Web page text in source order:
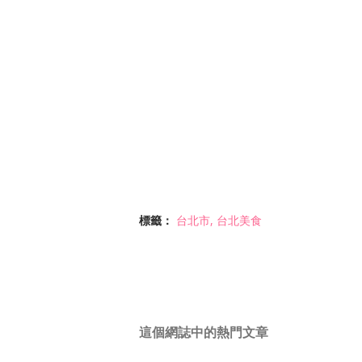
標籤： 台北市 台北美食
這個網誌中的熱門文章